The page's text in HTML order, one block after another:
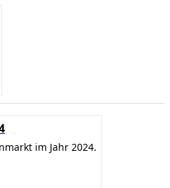
im Jahr 2024.